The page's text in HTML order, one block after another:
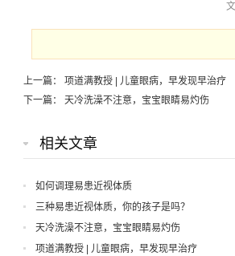
上一篇： 项道满教授 | 儿童眼病，早发现早治疗
下一篇： 天冷洗澡不注意，宝宝眼睛易灼伤
相关文章
如何调理易患近视体质
三种易患近视体质，你的孩子是吗？
天冷洗澡不注意，宝宝眼睛易灼伤
项道满教授 | 儿童眼病，早发现早治疗